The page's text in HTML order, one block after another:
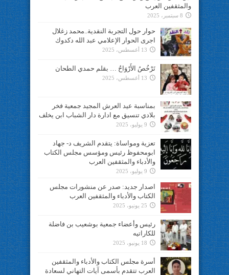
والمثقفين العرب
8 سبتمبر، 2025
حوار حول التجربة النقدية..محمد زغلال
اجرى الحوار الإعلامي عبد الله دكدوك
13 أغسطس، 2025
تَرْخُصُ الأَرْوَاحُ … بقلم حمدي الطحان
13 أغسطس، 2025
بمناسبة عيد العرش المجيد جمعية فخر
بلادي تنسيق مع ادارة دار الشباب ابن يخلف
9 يوليو، 2025
تعزية ومواساة: يتقدم الشريف د- جهاد
ابومحفوظ رئيس ومؤسس مجلس الكتاب
والأدباء والمثقفين العرب
9 يوليو، 2025
اصدار جديد: صدر عن منشورات مجلس
الكتاب والأدباء والمثقفين العرب
25 يونيو، 2025
رئيس وأعضاء جمعية بوشعيب بن فاضلة
للكاراتيه
18 يونيو، 2025
أسرة مجلس الكتاب والأدباء والمثقفين
العرب تتقدم بأسمى آيات التهاني لسعادة